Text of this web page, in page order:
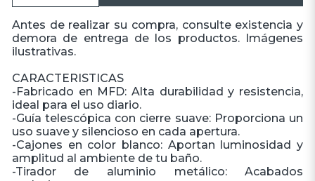
Antes de realizar su compra, consulte existencia y
demora de entrega de los productos. Imágenes
ilustrativas.
CARACTERISTICAS
-Fabricado en MFD: Alta durabilidad y resistencia,
ideal para el uso diario.
-Guía telescópica con cierre suave: Proporciona un
uso suave y silencioso en cada apertura.
-Cajones en color blanco: Aportan luminosidad y
amplitud al ambiente de tu baño.
-Tirador de aluminio metálico: Acabados